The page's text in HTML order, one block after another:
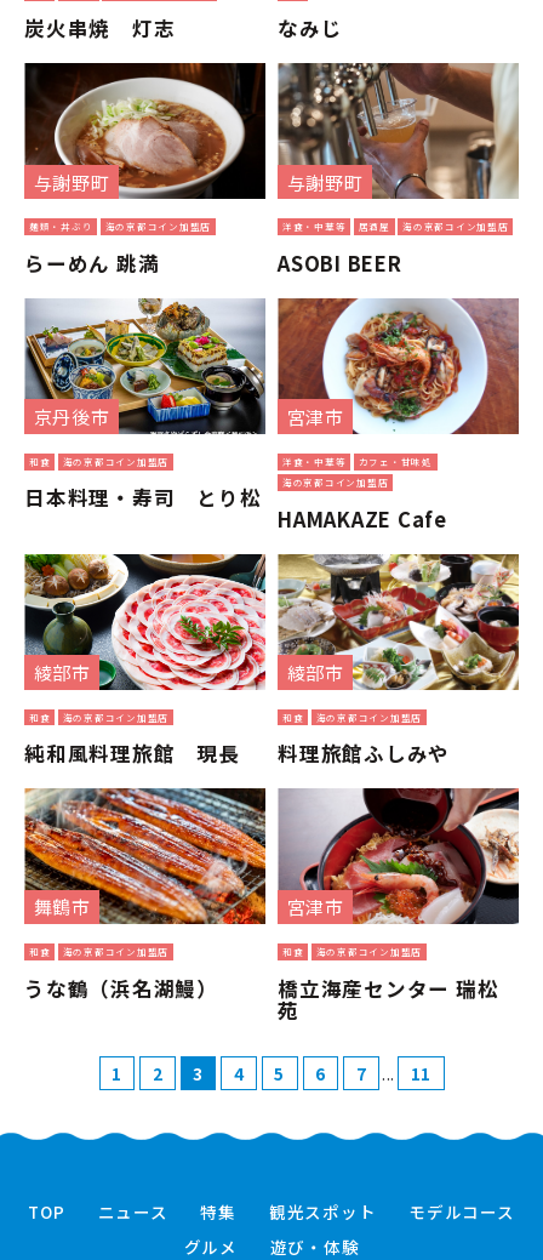
炭火串焼 灯志 なみじ
与謝野町
麺類・丼ぶり 海の京都コイン加盟店
らーめん 跳満
与謝野町
洋食・中華等 居酒屋 海の京都コイン加盟店
ASOBI BEER
京丹後市
和食 海の京都コイン加盟店
日本料理・寿司 とり松
宮津市
洋食・中華等
カフェ・甘味処
海の京都コイン加盟店
HAMAKAZE Cafe
綾部市
和食 海の京都コイン加盟店
純和風料理旅館 現長
綾部市
和食 海の京都コイン加盟店
料理旅館ふしみや
舞鶴市
和食 海の京都コイン加盟店
うな鶴（浜名湖鰻）
宮津市
和食 海の京都コイン加盟店
橋立海産センター 瑞松
苑
1 2 3 4 5 6 7 ... 11
TOP ニュース 特集 観光スポット
モデルコース
グルメ
遊び・体験